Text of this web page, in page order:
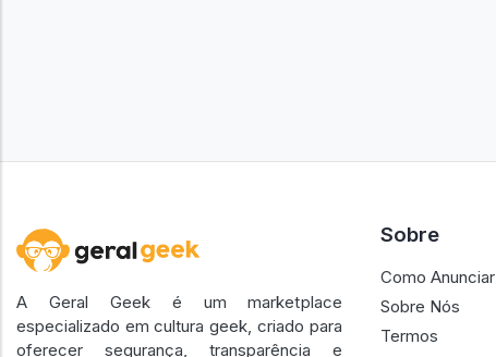
A Geral Geek é um marketplace
especializado em cultura geek, criado para
oferecer segurança, transparência e
Sobre
Como Anunciar
Sobre Nós
Termos